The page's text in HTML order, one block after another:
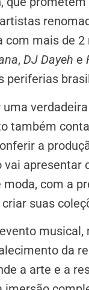
com mais de
, DJ Dayeh e
periferias
também
a
apresentar
com a
suas
da
a arte e a